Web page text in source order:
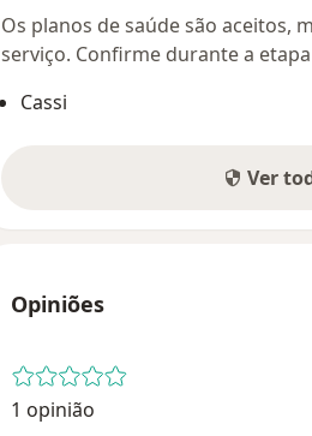
Os planos de saúde são aceitos,
serviço. Confirme durante a
Cassi
Ver
Opiniões
1 opinião